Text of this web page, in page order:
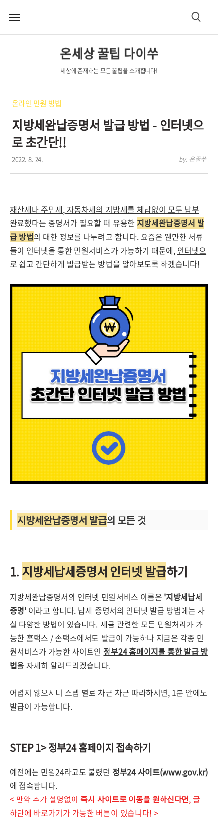
메
검
온세상 꿀팁 다이쑤
세상에 존재하는 모든 꿀팁을 소개합니다!
온라인 민원 방법
지방세완납증명서 발급 방법 - 인터넷으
로 초간단!!
2022. 8. 24. by. 온꿀쑤
재산세나 주민세, 자동차세의 지방세를 체납없이 모두 납부
완료했다는 증명서가 필요할 때 유용한 지방세완납증명서 발
급 방법의 대한 정보를 나누려고 합니다. 요즘은 웬만한 서류
들이 인터넷을 통한 민원서비스가 가능하기 때문에, 인터넷으
로 쉽고 간단하게 발급받는 방법을 알아보도록 하겠습니다!
지방세완납증명서 발급의 모든 것
1.지방세납세증명서 인터넷 발급하기
지방세완납증명서의 인터넷 민원서비스 이름은 '지방세납세
증명' 이라고 합니다. 납세 증명서의 인터넷 발급 방법에는 사
실 다양한 방법이 있습니다. 세금 관련한 모든 민원처리가 가
능한 홈택스 / 손택스에서도 발급이 가능하나 지금은 각종 민
원서비스가 가능한 사이트인 정부24 홈페이지를 통한 발급 방
법을 자세히 알려드리겠습니다.
어렵지 않으시니 스텝 별로 차근 차근 따라하시면, 1분 안에도
발급이 가능합니다.
STEP 1> 정부24 홈페이지 접속하기
예전에는 민원24라고도 불렸던 정부24 사이트(www.gov.kr)
에 접속합니다.
< 만약 추가 설명없이즉시 사이트로 이동을 원하신다면, 글
하단에 바로가기가 가능한 버튼이 있습니다! >